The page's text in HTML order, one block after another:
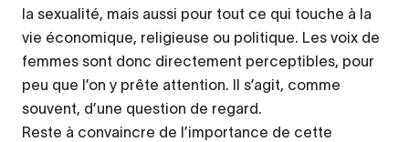
la sexualité, mais aussi pour tout ce qui touche à la
vie économique, religieuse ou politique. Les voix de
femmes sont donc directement perceptibles, pour
peu que l’on y prête attention. Il s’agit, comme
souvent, d’une question de regard.
Reste à convaincre de l’importance de cette